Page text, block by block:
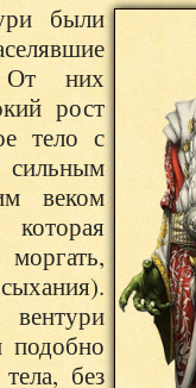
были
От них
рост
тело с
веком
без